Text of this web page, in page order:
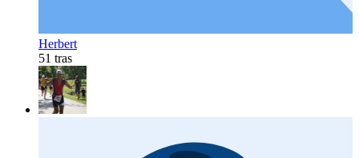
Herbert
51 tras